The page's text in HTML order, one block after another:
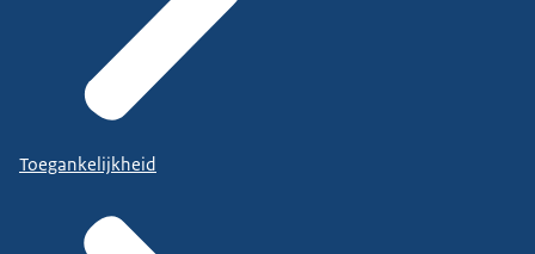
Toegankelijkheid